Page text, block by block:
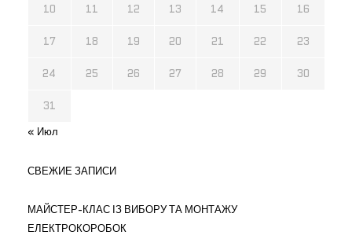
10 11 12 13 14 15 16
17 18 19 20 21 22 23
24 25 26 27 28 29 30
31
« Июл
СВЕЖИЕ ЗАПИСИ
МАЙСТЕР-КЛАС ІЗ ВИБОРУ ТА МОНТАЖУ
ЕЛЕКТРОКОРОБОК